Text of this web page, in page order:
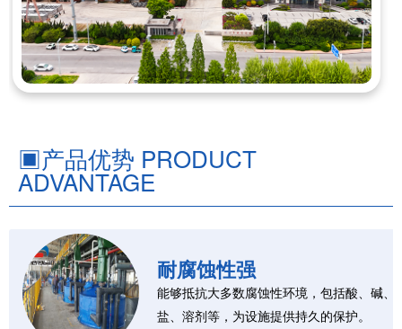
▣产品优势 PRODUCT
ADVANTAGE
耐腐蚀性强
能够抵抗大多数腐蚀性环境，包括酸、碱、
盐、溶剂等，为设施提供持久的保护。